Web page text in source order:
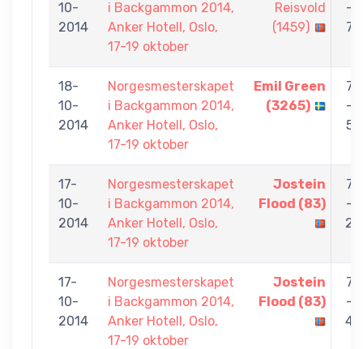
10-
2014
i Backgammon 2014,
Anker Hotell, Oslo,
17-19 oktober
Reisvold
(1459)
-
7
18-
10-
2014
Norgesmesterskapet
i Backgammon 2014,
Anker Hotell, Oslo,
17-19 oktober
Emil Green
(3265)
7
-
5
17-
10-
2014
Norgesmesterskapet
i Backgammon 2014,
Anker Hotell, Oslo,
17-19 oktober
Jostein
Flood (83)
7
-
2
17-
10-
2014
Norgesmesterskapet
i Backgammon 2014,
Anker Hotell, Oslo,
17-19 oktober
Jostein
Flood (83)
7
-
4